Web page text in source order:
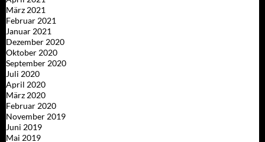
März 2021
Februar 2021
Januar 2021
Dezember 2020
Oktober 2020
September 2020
Juli 2020
April 2020
März 2020
Februar 2020
November 2019
Juni 2019
Mai 2019